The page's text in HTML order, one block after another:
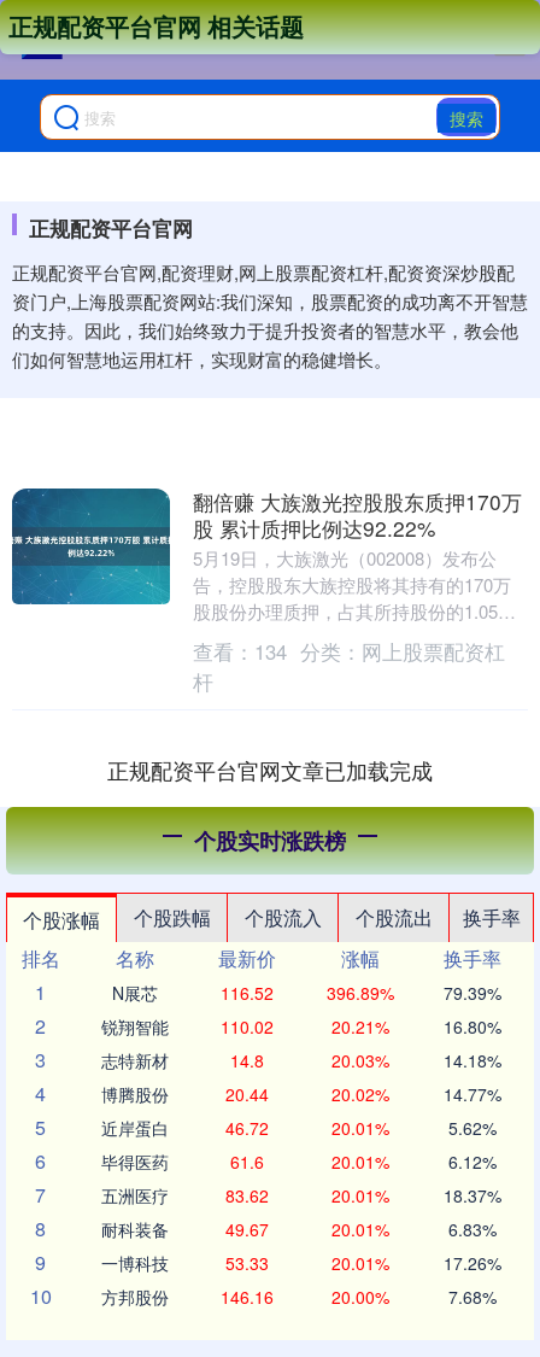
搜索
正规配资平台官网
正规配资平台官网,配资理财,网上股票配资杠杆,配资资深炒股配
资门户,上海股票配资网站:我们深知，股票配资的成功离不开智慧
的支持。因此，我们始终致力于提升投资者的智慧水平，教会他
们如何智慧地运用杠杆，实现财富的稳健增长。
正规配资平台官网 相关话题
翻倍赚 大族激光控股股东质押170万
股 累计质押比例达92.22%
5月19日，大族激光（002008）发布公
告，控股股东大族控股将其持有的170万
股股份办理质押，占其所持股份的1.05%
及公司总股本的0.16%。 截至公告披露....
查看： 134 分类： 网上股票配资杠
杆
正规配资平台官网文章已加载完成
个股实时涨跌榜
个股涨幅 个股跌幅 个股流入 个股流出
换手率
排名
名称 最新价 涨幅
换手率
1
N展芯 116.52 396.89% 79.39%
2 锐翔智能 110.02 20.21% 16.80%
3 志特新材 14.8 20.03% 14.18%
4 博腾股份 20.44 20.02% 14.77%
5 近岸蛋白 46.72 20.01% 5.62%
6 毕得医药 61.6 20.01% 6.12%
7 五洲医疗 83.62 20.01% 18.37%
8 耐科装备 49.67 20.01% 6.83%
9 一博科技 53.33 20.01% 17.26%
10 方邦股份 146.16 20.00% 7.68%